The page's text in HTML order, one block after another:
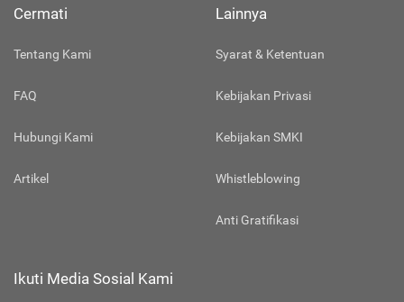
Cermati
Tentang Kami
FAQ
Hubungi Kami
Artikel
Lainnya
Syarat & Ketentuan
Kebijakan Privasi
Kebijakan SMKI
Whistleblowing
Anti Gratifikasi
Ikuti Media Sosial Kami